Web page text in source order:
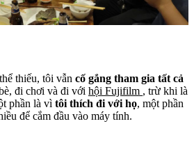
thiếu, tôi vẫn cố gắng tham gia tất cả
đi chơi và đi với hội Fujifilm , trừ khi là
phần là vì tôi thích đi với họ, một phần
để cắm đầu vào máy tính.